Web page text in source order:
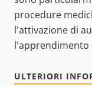
procedure
l'attivazione di
l'apprendimento
ULTERIORI